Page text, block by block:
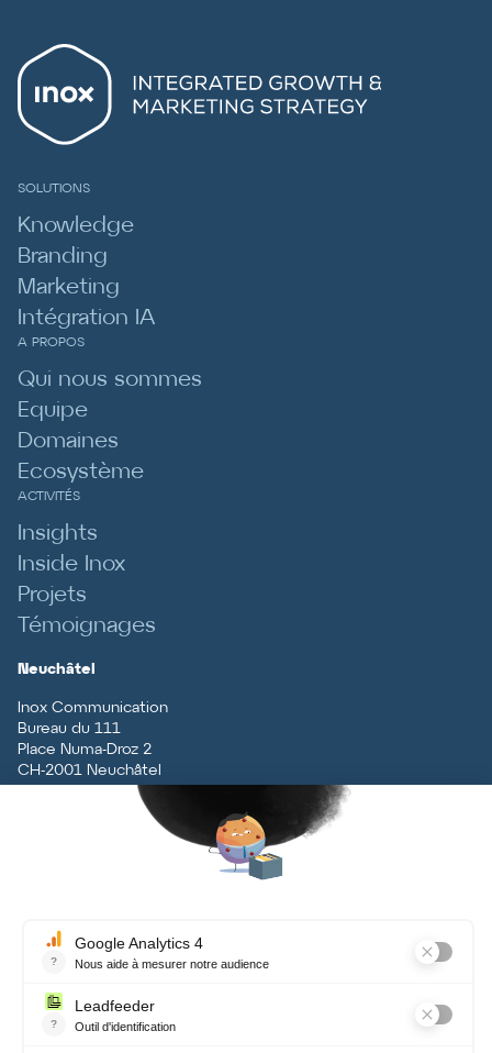
SOLUTIONS
Knowledge
Branding
Marketing
Intégration IA
A PROPOS
Qui nous sommes
Equipe
Domaines
Ecosystème
ACTIVITÉS
Insights
Inside Inox
Projets
Témoignages
Neuchâtel
Inox Communication
Bureau du 111
Place Numa-Droz 2
CH-2001 Neuchâtel
+41 (0)32 727 70 70
1131
+41 (0)21 926 79 79
Contact
Terms and conditions, data